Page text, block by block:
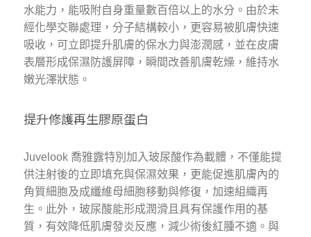
水能力，能吸附自身重量數百倍以上的水分。由於未
經化學交聯處理，分子結構較小，更容易被肌膚快速
吸收，可立即提升肌膚的保水力與澎潤感，並在皮膚
表層形成保濕防護屏障，瞬間改善肌膚乾燥，維持水
嫩光澤狀態。
提升修護再生膠原蛋白
Juvelook 喬雅露特別加入玻尿酸作為載體，不僅能提
供注射後的立即填充與保濕效果，更能促進肌膚內的
角質細胞及成纖維母細胞移動與修復，加速組織再
生。此外，玻尿酸能形成潤滑且具有保護作用的基
質，有效降低肌膚發炎反應，減少術後紅腫不適。與